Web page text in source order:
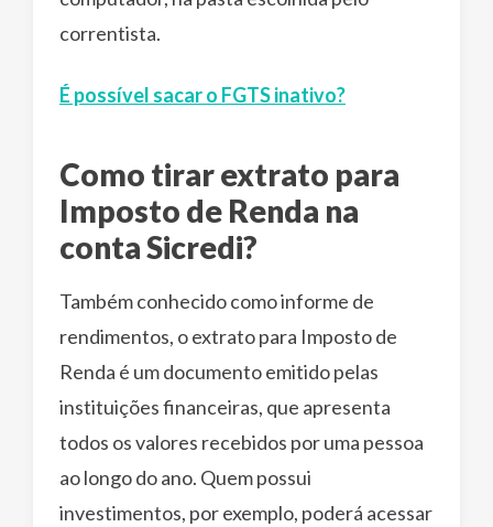
correntista.
É possível sacar o FGTS inativo?
Como tirar extrato para
Imposto de Renda na
conta Sicredi?
Também conhecido como informe de
rendimentos, o extrato para Imposto de
Renda é um documento emitido pelas
instituições financeiras, que apresenta
todos os valores recebidos por uma pessoa
ao longo do ano. Quem possui
investimentos, por exemplo, poderá acessar